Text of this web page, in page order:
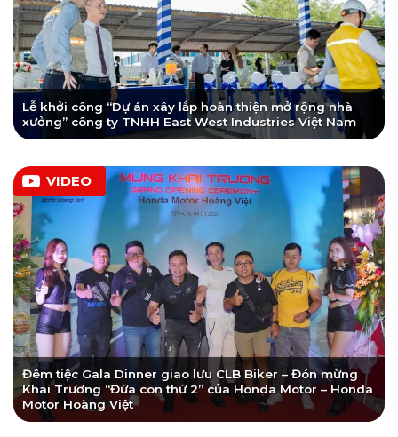
Lễ khởi công “Dự án xây lắp hoàn thiện mở rộng nhà
xưởng” công ty TNHH East West Industries Việt Nam
VIDEO
Đêm tiệc Gala Dinner giao lưu CLB Biker – Đón mừng
Khai Trương “Đứa con thứ 2” của Honda Motor – Honda
Motor Hoàng Việt